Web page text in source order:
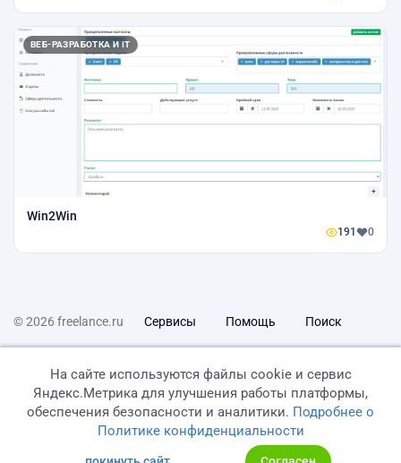
ВЕБ-РАЗРАБОТКА И IT
Win2Win
191 0
© 2026 freelance.ru Сервисы Помощь Поиск
Дисклеймер о ЗоЗПП Отказ от ответственности
На сайте используются файлы cookie и сервис
Яндекс.Метрика для улучшения работы платформы,
обеспечения безопасности и аналитики. Подробнее о
Политике конфиденциальности